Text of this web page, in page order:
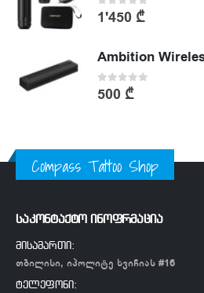
0out of 5
1'450 ₾
0out of 5
500 ₾
Compass Tattoo Shop
საკონტაქტო ინოფრმაცია
მისამართი:
თბილისი, იპოლიტე ხვიჩიას #16
ტელეფონი: